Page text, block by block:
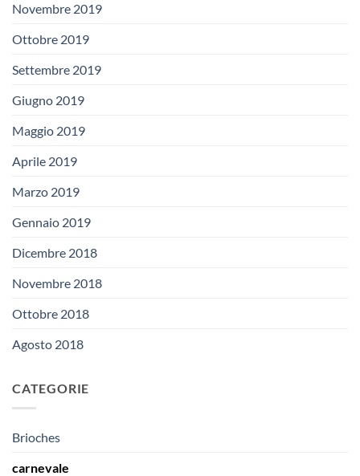
Novembre 2019
Ottobre 2019
Settembre 2019
Giugno 2019
Maggio 2019
Aprile 2019
Marzo 2019
Gennaio 2019
Dicembre 2018
Novembre 2018
Ottobre 2018
Agosto 2018
CATEGORIE
Brioches
carnevale